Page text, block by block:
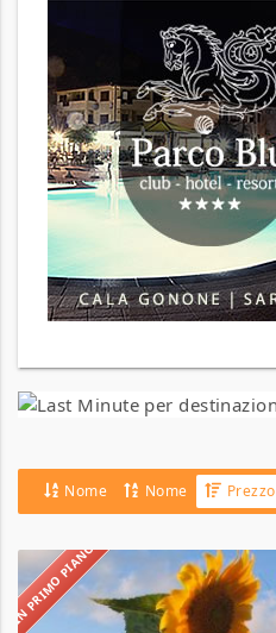
Nome Nome Prezzo
IN PRIMO PIANO
Agriturismo
A’
Pittara